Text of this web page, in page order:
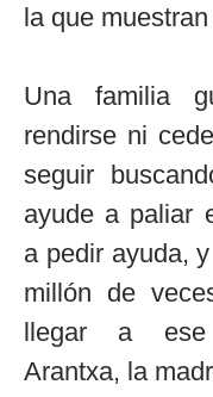
la que
Una familia
rendirse ni
seguir
ayude a paliar
a pedir ayuda,
millón de
llegar a ese
Arantxa, la